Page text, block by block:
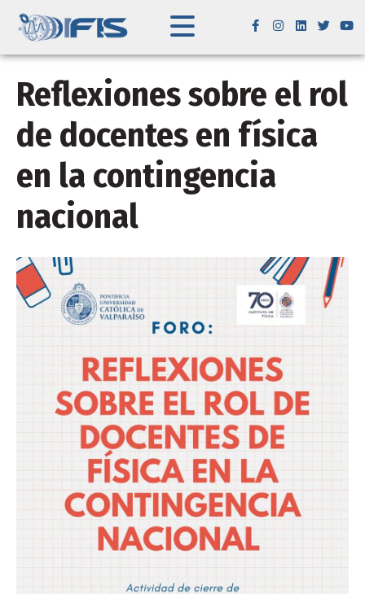
Reflexiones sobre el rol
de docentes en física
en la contingencia
nacional